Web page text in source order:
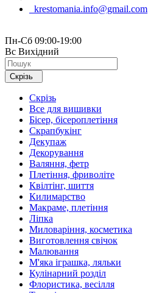
krestomania.info@gmail.com
Пн-Сб 09:00-19:00
Вс Вихідний
Скрізь
Скрізь
Все для вишивки
Бісер, бісероплетіння
Скрапбукінг
Декупаж
Декорування
Валяння, фетр
Плетіння, фриволіте
Квілтінг, шиття
Килимарство
Макраме, плетіння
Ліпка
Миловаріння, косметика
Виготовлення свічок
Малювання
М'яка іграшка, ляльки
Кулінарний розділ
Флористика, весілля